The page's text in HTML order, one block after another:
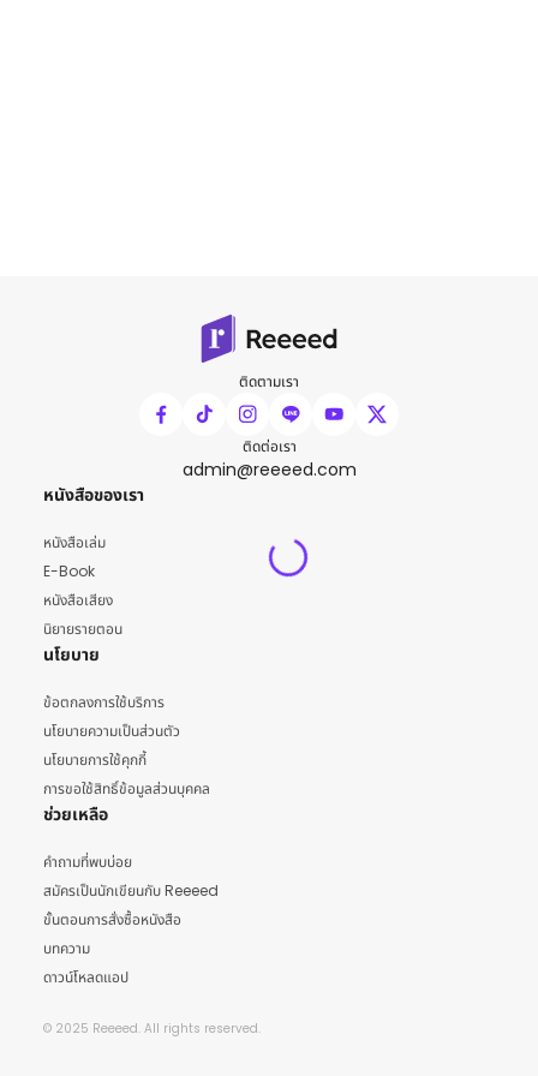
ติดตามเรา
ติดต่อเรา
admin@reeeed.com
หนังสือของเรา
หนังสือเล่ม
E-Book
หนังสือเสียง
นิยายรายตอน
นโยบาย
ข้อตกลงการใช้บริการ
นโยบายความเป็นส่วนตัว
นโยบายการใช้คุกกี้
การขอใช้สิทธิ์ข้อมูลส่วนบุคคล
ช่วยเหลือ
คำถามที่พบบ่อย
สมัครเป็นนักเขียนกับ Reeeed
ขั้นตอนการสั่งซื้อหนังสือ
บทความ
ดาวน์โหลดแอป
© 2025 Reeeed. All rights reserved.